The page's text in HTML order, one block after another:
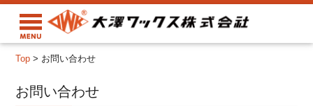
Top > お問い合わせ
お問い合わせ